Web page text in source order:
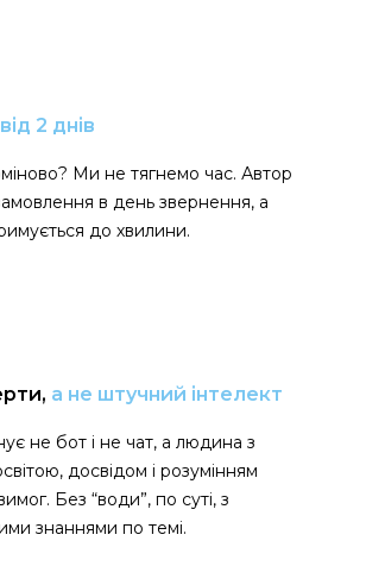
від 2 днів
Ми не тягнемо час. Автор
в день звернення, а
до хвилини.
а не штучний інтелект
не бот і не чат, а людина з
досвідом і розумінням
Без “води”, по суті, з
знаннями по темі.